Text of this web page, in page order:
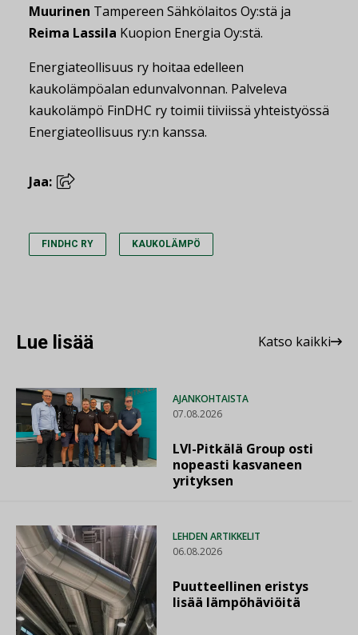
Muurinen Tampereen Sähkölaitos Oy:stä ja
Reima Lassila Kuopion Energia Oy:stä.
Energiateollisuus ry hoitaa edelleen
kaukolämpöalan edunvalvonnan. Palveleva
kaukolämpö FinDHC ry toimii tiiviissä yhteistyössä
Energiateollisuus ry:n kanssa.
Jaa:
FINDHC RY KAUKOLÄMPÖ
Lue lisää Katso kaikki
AJANKOHTAISTA
07.08.2026
LVI-Pitkälä Group osti
nopeasti kasvaneen
yrityksen
LEHDEN ARTIKKELIT
06.08.2026
Puutteellinen eristys
lisää lämpöhäviöitä